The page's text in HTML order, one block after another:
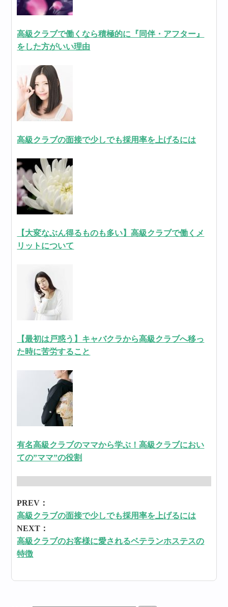
高級クラブで働くなら積極的に『同伴・アフター』
をした方がいい理由
高級クラブの面接で少しでも採用率を上げるには
【大変なぶん得るものも多い】高級クラブで働くメ
リットについて
【最初は戸惑う】キャバクラから高級クラブへ移っ
た時に苦労すること
有名高級クラブのママから学ぶ！高級クラブにおい
ての”ママ”の役割
PREV：
高級クラブの面接で少しでも採用率を上げるには
NEXT：
高級クラブのお客様に愛されるベテランホステスの
特徴